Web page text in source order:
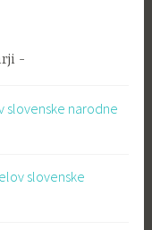
slovenske narodne
slovenske